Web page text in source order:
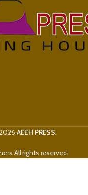
AEEH PRESS.
All rights reserved.